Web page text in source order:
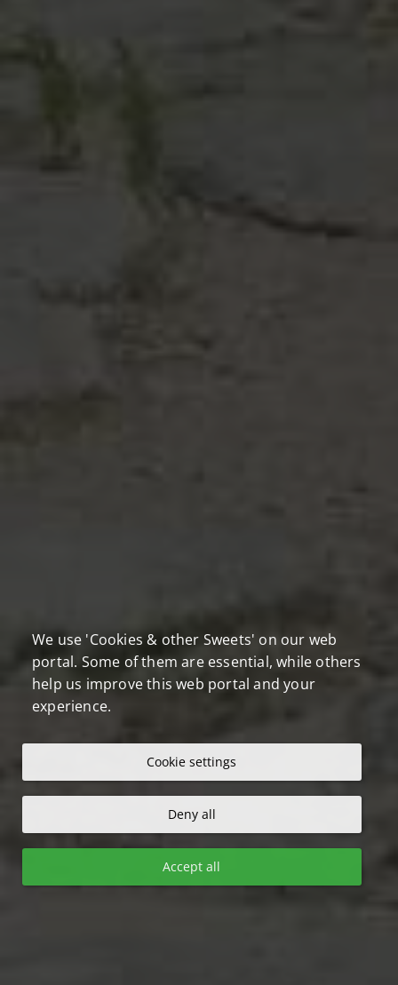
We use 'Cookies & other Sweets' on our web
portal. Some of them are essential, while others
help us improve this web portal and your
experience.
Cookie settings
Deny all
Accept all